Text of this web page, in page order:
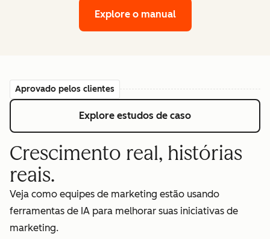
Explore o manual
Aprovado pelos clientes
Explore estudos de caso
Crescimento real, histórias
reais.
Veja como equipes de marketing estão usando
ferramentas de IA para melhorar suas iniciativas de
marketing.